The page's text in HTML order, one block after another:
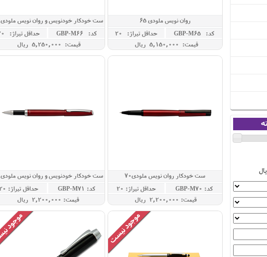
روان نویس ملودی 65
کد: GBP-M65
حداقل تيراژ: 20
قیمت: 5,150,000 ريال
ست خودکار خودنویس و روان نویس ملودی 66
کد: GBP-M66
حداقل تيراژ: 20
قیمت: 5,250,000 ريال
ست خودکار روان نویس ملودی70
کد: GBP-M70
حداقل تيراژ: 20
قيمت: 2,200,000 ريال
ست خودکار خودنویس و روان نویس ملودی 71
کد: GBP-M71
حداقل تيراژ: 20
قيمت: 2,200,000 ريال